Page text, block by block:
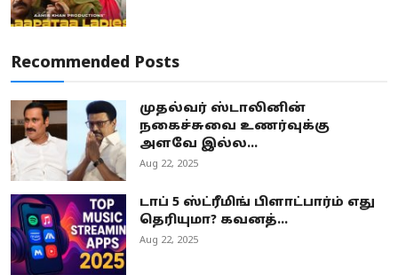
Recommended Posts
முதல்வர் ஸ்டாலினின்
நகைச்சுவை உணர்வுக்கு
அளவே இல்ல...
Aug 22, 2025
டாப் 5 ஸ்ட்ரீமிங் பிளாட்பார்ம் எது
தெரியுமா? கவனத்...
Aug 22, 2025